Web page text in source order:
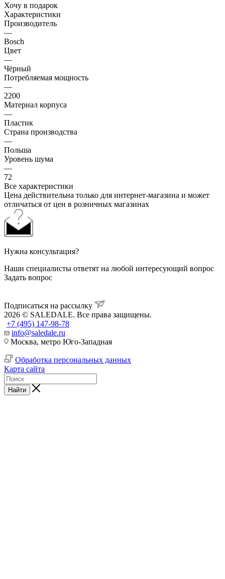
Хочу в подарок
Характеристики
Производитель
—
Bosch
Цвет
—
Чёрный
Потребляемая мощность
—
2200
Материал корпуса
—
Пластик
Страна производства
—
Польша
Уровень шума
—
72
Все характеристики
Цена действительна только для интернет-магазина и может
отличаться от цен в розничных магазинах
Нужна консультация?
Наши специалисты ответят на любой интересующий вопрос
Задать вопрос
Подписаться на рассылку
2026 © SALEDALE. Все права защищены.
+7 (495) 147-98-78
info@saledale.ru
Москва, метро Юго-Западная
Обработка персональных данных
Карта сайта
Найти